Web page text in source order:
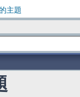
主題